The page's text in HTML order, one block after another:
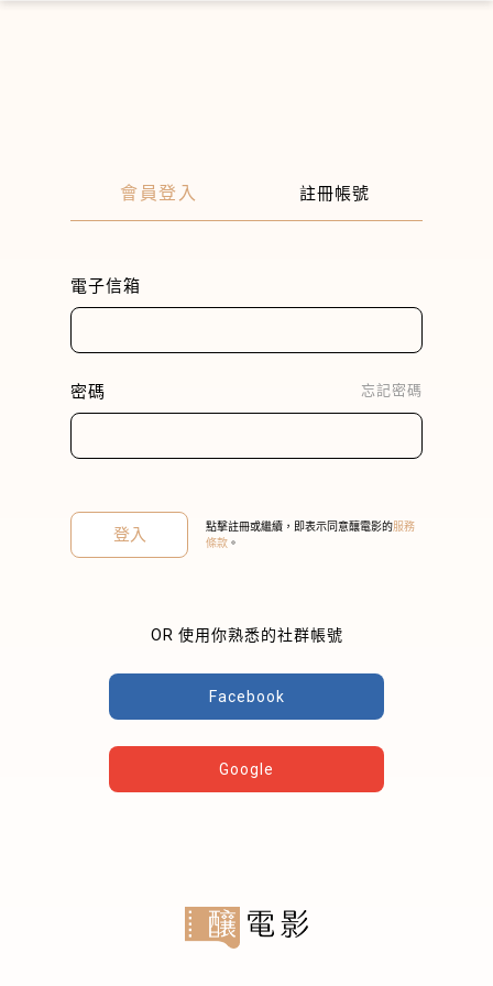
會員登入 註冊帳號
電子信箱
密碼 忘記密碼
登入 點擊註冊或繼續，即表示同意釀電影的服務
條款 。
OR 使用你熟悉的社群帳號
Facebook
Google